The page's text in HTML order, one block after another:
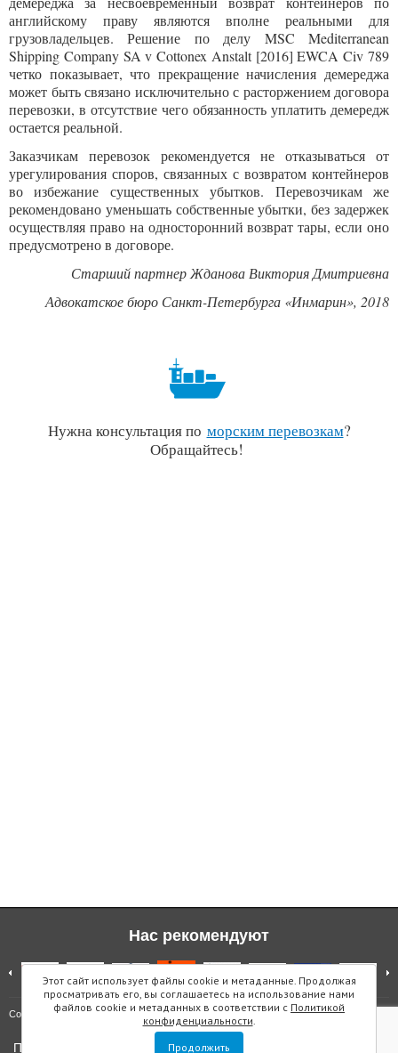
английскому праву являются вполне реальными для
грузовладельцев. Решение по делу MSC Mediterranean
Shipping Company SA v Cottonex Anstalt [2016] EWCA Civ 789
четко показывает, что прекращение начисления демереджа
может быть связано исключительно с расторжением договора
перевозки, в отсутствие чего обязанность уплатить демередж
остается реальной.
Заказчикам перевозок рекомендуется не отказываться от
урегулирования споров, связанных с возвратом контейнеров
во избежание существенных убытков. Перевозчикам же
рекомендовано уменьшать собственные убытки, без задержек
осуществляя право на односторонний возврат тары, если оно
предусмотрено в договоре.
Старший партнер Жданова Виктория Дмитриевна
Адвокатское бюро Санкт-Петербурга «Инмарин», 2018
Нужна консультация по морским перевозкам?
Обращайтесь!
Этот сайт использует файлы cookie и метаданные. Продолжая
просматривать его, вы соглашаетесь на использование нами
файлов cookie и метаданных в соответствии с Политикой
конфиденциальности.
Продолжить
Нас рекомендуют
Copyright © "Инмарин" Карта сайта
Политика конфиденциальности